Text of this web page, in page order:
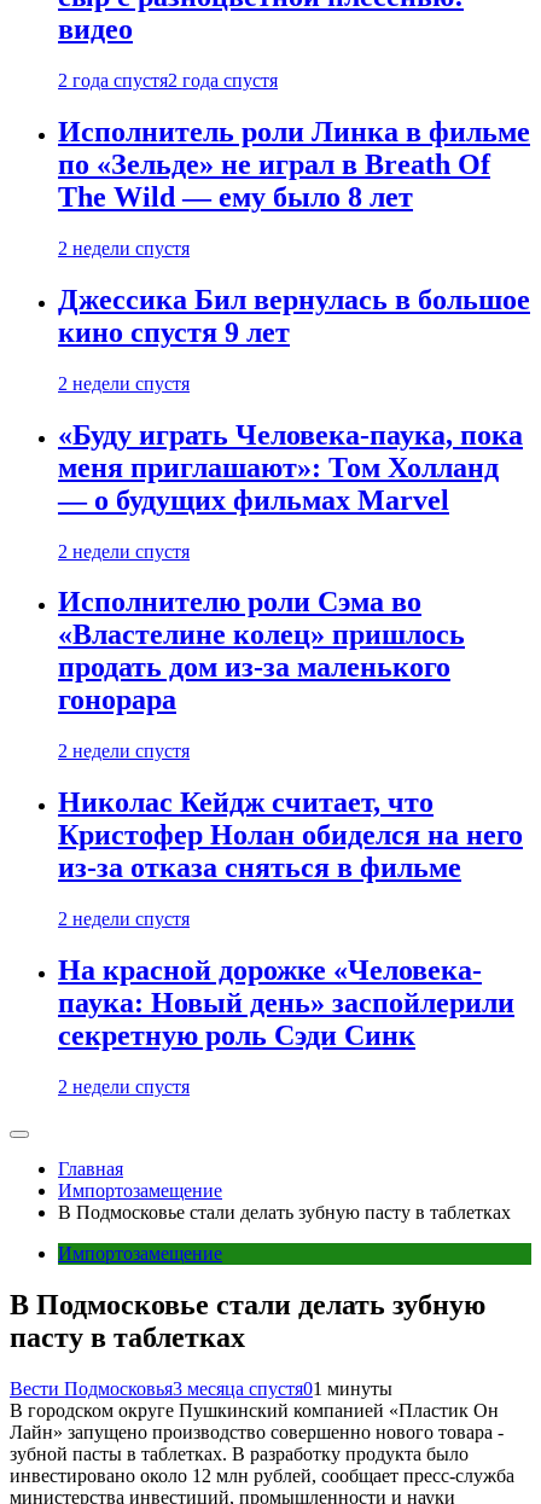
видео
2 года спустя2 года спустя
Исполнитель роли Линка в фильме
по «Зельде» не играл в Breath Of
The Wild — ему было 8 лет
2 недели спустя
Джессика Бил вернулась в большое
кино спустя 9 лет
2 недели спустя
«Буду играть Человека-паука, пока
меня приглашают»: Том Холланд
— о будущих фильмах Marvel
2 недели спустя
Исполнителю роли Сэма во
«Властелине колец» пришлось
продать дом из-за маленького
гонорара
2 недели спустя
Николас Кейдж считает, что
Кристофер Нолан обиделся на него
из-за отказа сняться в фильме
2 недели спустя
На красной дорожке «Человека-
паука: Новый день» заспойлерили
секретную роль Сэди Синк
2 недели спустя
Главная
Импортозамещение
В Подмосковье стали делать зубную пасту в таблетках
Импортозамещение
В Подмосковье стали делать зубную
пасту в таблетках
Вести Подмосковья3 месяца спустя01 минуты
В городском округе Пушкинский компанией «Пластик Он
Лайн» запущено производство совершенно нового товара -
зубной пасты в таблетках. В разработку продукта было
инвестировано около 12 млн рублей, сообщает пресс-служба
министерства инвестиций, промышленности и науки